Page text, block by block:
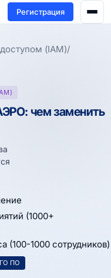
Регистрация
(IAM)/
чем заменить
(1000+
(100-1000 сотрудников)
ПО